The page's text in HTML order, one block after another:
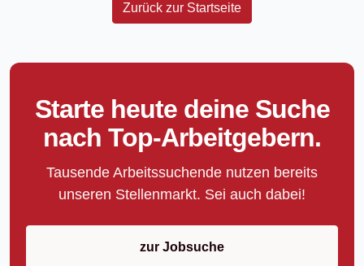
Zurück zur Startseite
Starte heute deine Suche
nach Top-Arbeitgebern.
Tausende Arbeitssuchende nutzen bereits
unseren Stellenmarkt. Sei auch dabei!
zur Jobsuche